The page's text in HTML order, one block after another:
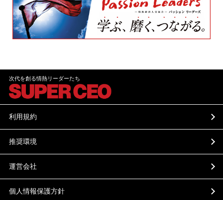
次代を創る情熱リーダーたち
利用規約
推奨環境
運営会社
個人情報保護方針